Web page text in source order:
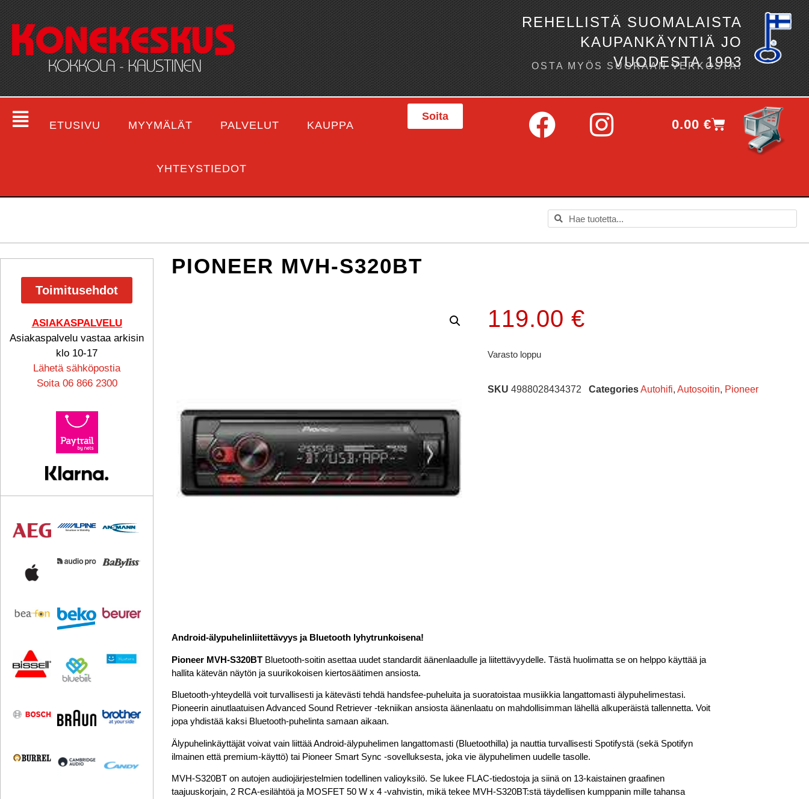
REHELLISTÄ SUOMALAISTA
KAUPANKÄYNTIÄ JO
VUODESTA 1993
OSTA MYÖS SUORAAN VERKOSTA!
ETUSIVU MYYMÄLÄT PALVELUT KAUPPA
YHTEYSTIEDOT
Soita
0.00€
Toimitusehdot
ASIAKASPALVELU
Asiakaspalvelu vastaa arkisin
klo 10-17
Lähetä sähköpostia
Soita 06 866 2300
PIONEER MVH-S320BT
119.00 €
Varasto loppu
SKU 4988028434372 CategoriesAutohifi, Autosoitin, Pioneer
Android-älypuhelinliitettävyys ja Bluetooth lyhytrunkoisena!
Pioneer MVH-S320BT Bluetooth-soitin asettaa uudet standardit äänenlaadulle ja liitettävyydelle. Tästä huolimatta se on helppo käyttää ja
hallita kätevän näytön ja suurikokoisen kiertosäätimen ansiosta.
Bluetooth-yhteydellä voit turvallisesti ja kätevästi tehdä handsfee-puheluita ja suoratoistaa musiikkia langattomasti älypuhelimestasi.
Pioneerin ainutlaatuisen Advanced Sound Retriever -tekniikan ansiosta äänenlaatu on mahdollisimman lähellä alkuperäistä tallennetta. Voit
jopa yhdistää kaksi Bluetooth-puhelinta samaan aikaan.
Älypuhelinkäyttäjät voivat vain liittää Android-älypuhelimen langattomasti (Bluetoothilla) ja nauttia turvallisesti Spotifystä (sekä Spotifyn
ilmainen että premium-käyttö) tai Pioneer Smart Sync -sovelluksesta, joka vie älypuhelimen uudelle tasolle.
MVH-S320BT on autojen audiojärjestelmien todellinen valioyksilö. Se lukee FLAC-tiedostoja ja siinä on 13-kaistainen graafinen
taajuuskorjain, 2 RCA-esilähtöä ja MOSFET 50 W x 4 -vahvistin, mikä tekee MVH-S320BT:stä täydellisen kumppanin mille tahansa